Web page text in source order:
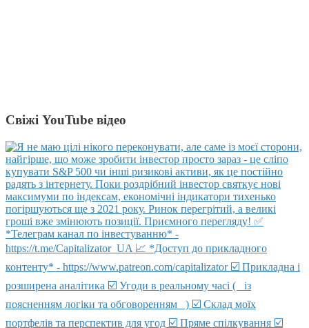
Свіжі YouTube відео